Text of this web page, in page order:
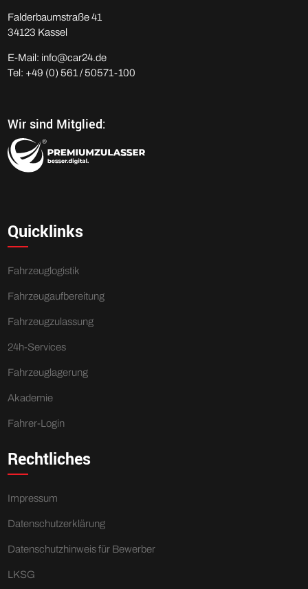
Falderbaumstraße 41
34123 Kassel
E-Mail: info@car24.de
Tel: +49 (0) 561 / 50571-100
Wir sind Mitglied:
Quicklinks
Fahrzeuglogistik
Fahrzeugaufbereitung
Fahrzeugzulassung
24h-Services
Fahrzeuglagerung
Akademie
Fahrer-Login
Rechtliches
Impressum
Datenschutzerklärung
Datenschutzhinweis für Bewerber
LKSG